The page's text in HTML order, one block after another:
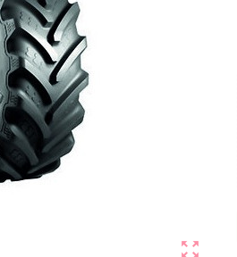
zoom_out_map